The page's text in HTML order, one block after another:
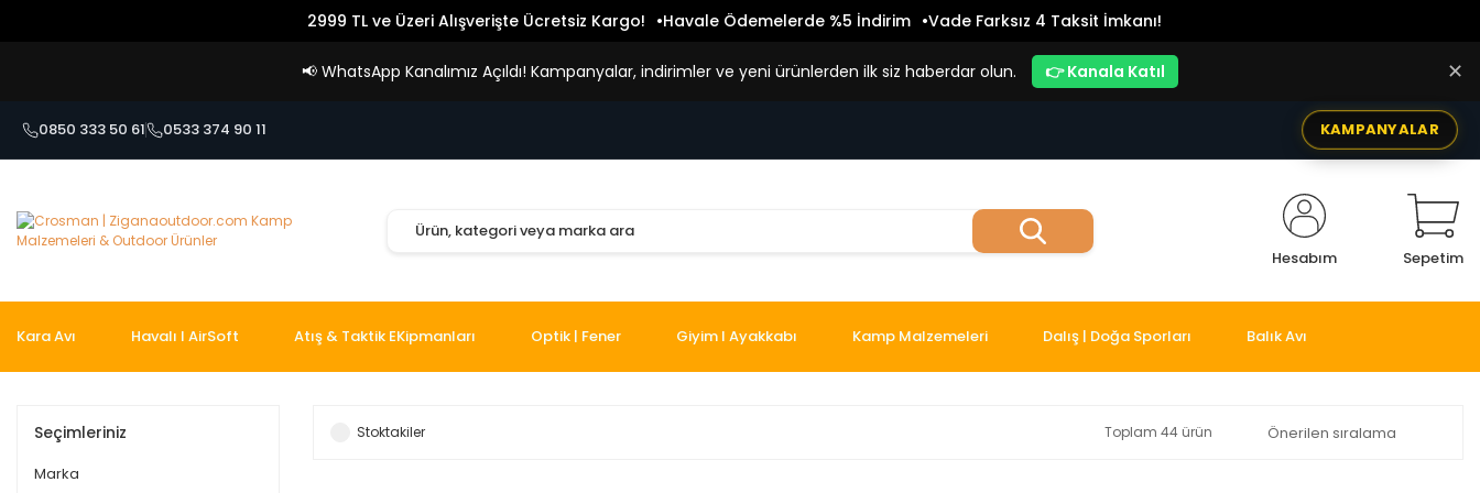
2999 TL ve Üzeri Alışverişte Ücretsiz Kargo! Havale Ödemelerde %5 İndirim Vade Farksız 4 Taksit İmkanı!
📢 WhatsApp Kanalımız Açıldı! Kampanyalar, indirimler ve yeni ürünlerden ilk siz haberdar olun. 👉 Kanala Katıl ✕
0850 333 50 61 0533 374 90 11 KAMPANYALAR
Hesabım Sepetim
Kara Avı Havalı I AirSoft Atış & Taktik EKipmanları Optik | Fener Giyim I Ayakkabı Kamp Malzemeleri Dalış | Doğa Sporları Balık Avı
Seçimleriniz
Marka
Stoktakiler Toplam 44 ürün